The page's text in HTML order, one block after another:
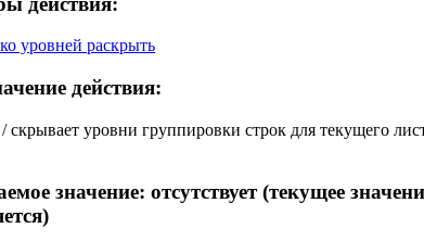
уровней раскрыть
действия:
скрывает уровни группировки строк для текущего
значение: отсутствует (текущее